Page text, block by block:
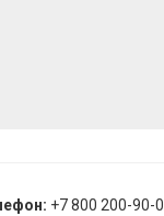
+7 800 200-90-